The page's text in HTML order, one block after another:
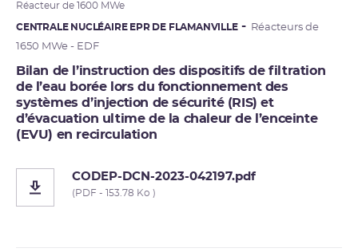
Réacteur de 1600 MWe
CENTRALE NUCLÉAIRE EPR DE FLAMANVILLE
Réacteurs de
1650 MWe - EDF
Bilan de l’instruction des dispositifs de filtration
de l’eau borée lors du fonctionnement des
systèmes d’injection de sécurité (RIS) et
d’évacuation ultime de la chaleur de l’enceinte
(EVU) en recirculation
CODEP-DCN-2023-042197.pdf
(PDF - 153.78 Ko )